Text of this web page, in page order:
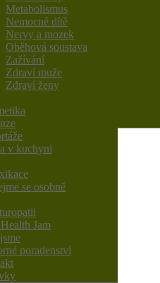
Metabolismus
Nemocné dítě
Nervy a mozek
Oběhová soustava
Zažívání
Zdraví muže
Zdraví ženy
v kuchyni
se osobně
Jam
poradenství